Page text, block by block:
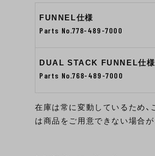
FUNNEL仕様
Parts No.778-489-7000
DUAL STACK FUNNEL仕様
Parts No.768-489-7000
在庫は常に変動しているため、
は商品をご用意できない場合が